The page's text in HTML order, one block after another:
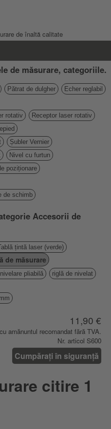
de înaltă calitate
de măsurare, categoriile.
Pătrat de dulgher
Echer reglabil
rotativ Receptor laser rotativ
Șubler Vernier
Nivel cu furtun
poziționare
de schimb
Accesorii de
țintă laser (verde)
de măsurare
pliabilă riglă de nivelat
11,90 €
amănuntul recomandat fără TVA.
Nr. articol S600
Cumpărați în siguranță
citire 1